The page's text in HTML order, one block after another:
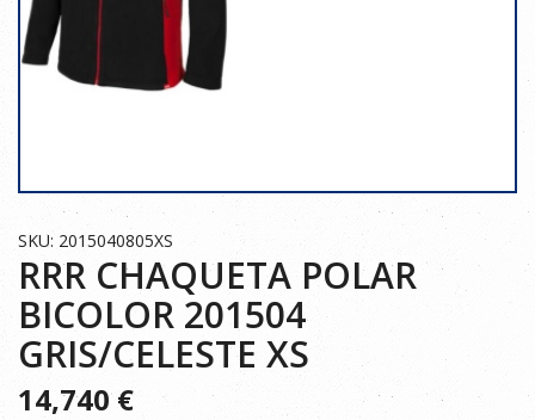
SKU: 2015040805XS
RRR CHAQUETA POLAR
BICOLOR 201504
GRIS/CELESTE XS
14,740€